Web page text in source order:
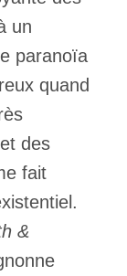
un
paranoïa
quand
des
fait
&